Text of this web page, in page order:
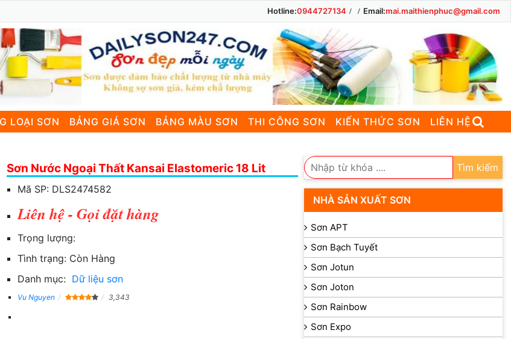
Hotline:0944727134 Email:mai.maithienphuc@gmail.com
LOẠI SƠN BẢNG GIÁ SƠN BẢNG MÀU SƠN THI CÔNG SƠN KIẾN THỨC SƠN LIÊN HỆ
Sơn Nước Ngoại Thất Kansai Elastomeric 18 Lit
Mã SP: DLS2474582
Liên hệ - Gọi đặt hàng
Trọng lượng:
Tình trạng: Còn Hàng
Danh mục: Dữ liệu sơn
Vu Nguyen 3,343
Tìm kiếm
NHÀ SẢN XUẤT SƠN
Sơn APT
Sơn Bạch Tuyết
Sơn Jotun
Sơn Joton
Sơn Rainbow
Sơn Expo